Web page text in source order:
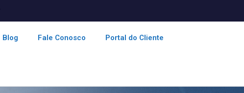
Blog Fale Conosco Portal do Cliente